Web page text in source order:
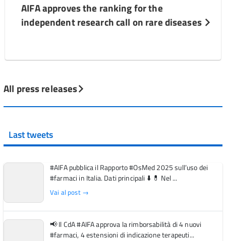
AIFA approves the ranking for the
independent research call on rare diseases
All press releases
Last tweets
#AIFA pubblica il Rapporto #OsMed 2025 sull’uso dei
#farmaci in Italia. Dati principali ⬇️ 💊 Nel ...
Vai al post →
📢 Il CdA #AIFA approva la rimborsabilità di 4 nuovi
#farmaci, 4 estensioni di indicazione terapeuti...